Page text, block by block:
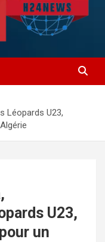
Léopards U23,
U23,
un